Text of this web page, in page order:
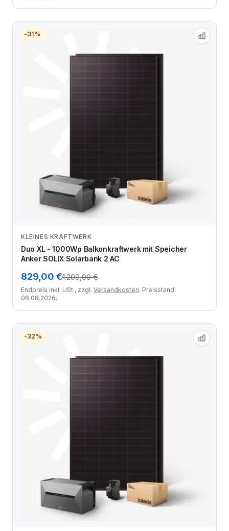
-31%
Zum Angebot
KLEINES KRAFTWERK
Duo XL - 1000Wp Balkonkraftwerk mit Speicher
Anker SOLIX Solarbank 2 AC
829,00 €1.209,00 €
Endpreis inkl. USt., zzgl. Versandkosten. Preisstand:
06.08.2026.
-32%